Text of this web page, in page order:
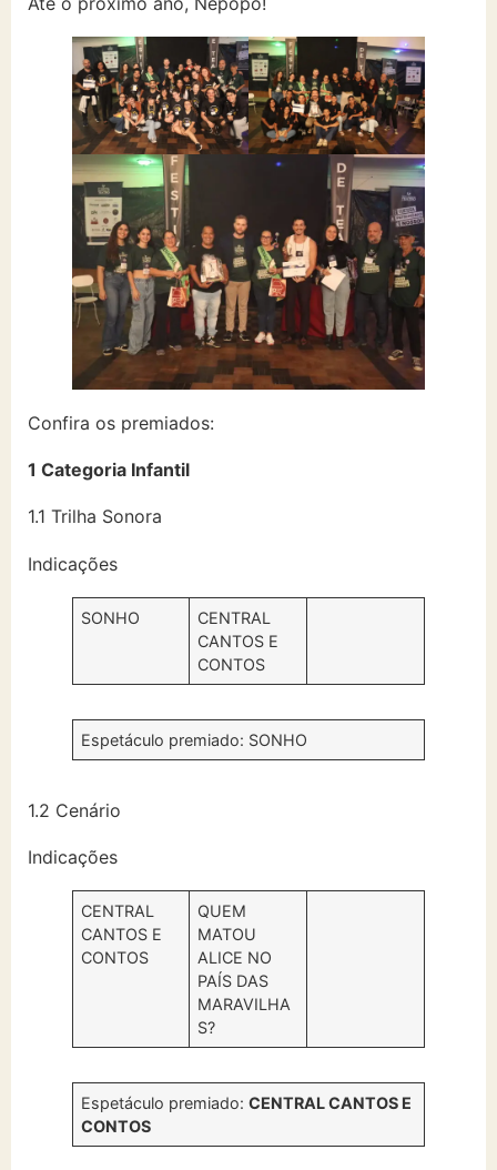
Confira os premiados:
1 Categoria Infantil
1.1 Trilha Sonora
Indicações
SONHO
CENTRAL
CANTOS E
CONTOS
Espetáculo premiado: SONHO
1.2 Cenário
Indicações
CENTRAL
CANTOS E
CONTOS
QUEM
MATOU
ALICE NO
PAÍS DAS
MARAVILHA
S?
Espetáculo premiado:CENTRAL CANTOS E
CONTOS